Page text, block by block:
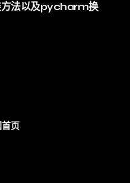
法以及pycharm换
页